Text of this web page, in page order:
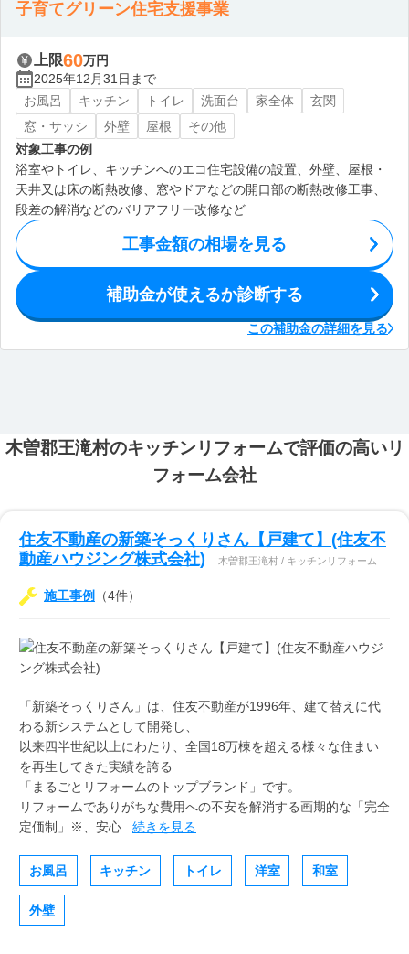
子育てグリーン住宅支援事業
上限60万円
2025年12月31日まで
お風呂
キッチン トイレ 洗面台 家全体
玄関
窓・サッシ
外壁 屋根
その他
対象工事の例
浴室やトイレ、キッチンへのエコ住宅設備の設置、外壁、屋根・
天井又は床の断熱改修、窓やドアなどの開口部の断熱改修工事、
段差の解消などのバリアフリー改修など
工事金額の相場を見る
補助金が使えるか診断する
この補助金の詳細を見る
木曽郡王滝村のキッチンリフォームで評価の高いリ
フォーム会社
住友不動産の新築そっくりさん【戸建て】(住友不
動産ハウジング株式会社)
木曽郡王滝村 / キッチンリフォーム
施工事例 （4件）
「新築そっくりさん」は、住友不動産が1996年、建て替えに代
わる新システムとして開発し、
以来四半世紀以上にわたり、全国18万棟を超える様々な住まい
を再生してきた実績を誇る
「まるごとリフォームのトップブランド」です。
リフォームでありがちな費用への不安を解消する画期的な「完全
定価制」※、安心... 続きを見る
お風呂 キッチン トイレ 洋室 和室
外壁